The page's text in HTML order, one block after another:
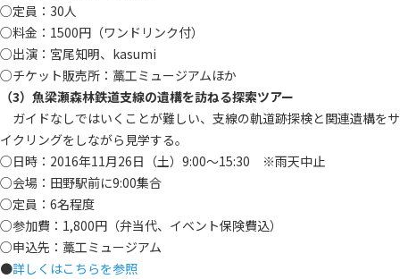
○定員：30人
○料金：1500円（ワンドリンク付）
○出演：宮尾知明、kasumi
○チケット販売所：藁工ミュージアムほか
（3）魚梁瀬森林鉄道支線の遺構を訪ねる探索ツアー
ガイドなしではいくことが難しい、支線の軌道跡探検と関連遺構をサ
イクリングをしながら見学する。
○日時：2016年11月26日（土）9:00～15:30 ※雨天中止
○会場：田野駅前に9:00集合
○定員：6名程度
○参加費：1,800円（弁当代、イベント保険費込）
○申込先：藁工ミュージアム
●詳しくはこちらを参照